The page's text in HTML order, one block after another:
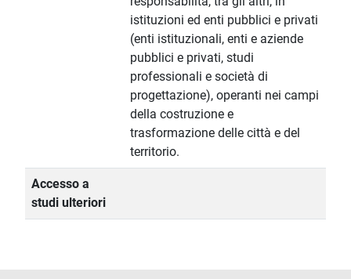
istituzioni ed enti pubblici e privati
(enti istituzionali, enti e aziende
pubblici e privati, studi
professionali e società di
progettazione), operanti nei campi
della costruzione e
trasformazione delle città e del
territorio.
Accesso a
studi ulteriori